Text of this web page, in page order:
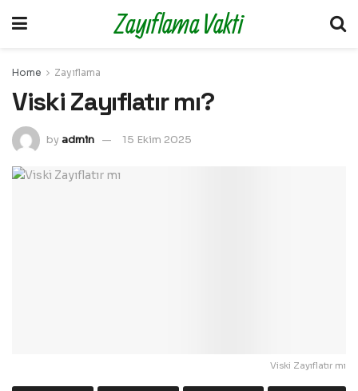
Zayıflama Vakti
Home Zayıflama
Viski Zayıflatır mı?
byadmin 15 Ekim 2025
Viski Zayıflatır mı